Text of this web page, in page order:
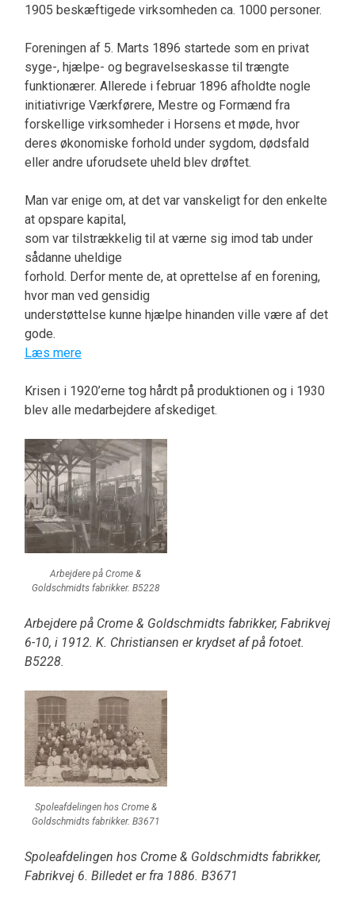
1905 beskæftigede virksomheden ca. 1000 personer.
Foreningen af 5. Marts 1896 startede som en privat
syge-, hjælpe- og begravelseskasse til trængte
funktionærer. Allerede i februar 1896 afholdte nogle
initiativrige Værkførere, Mestre og Formænd fra
forskellige virksomheder i Horsens et møde, hvor
deres økonomiske forhold under sygdom, dødsfald
eller andre uforudsete uheld blev drøftet.
Man var enige om, at det var vanskeligt for den enkelte
at opspare kapital,
som var tilstrækkelig til at værne sig imod tab under
sådanne uheldige
forhold. Derfor mente de, at oprettelse af en forening,
hvor man ved gensidig
understøttelse kunne hjælpe hinanden ville være af det
gode.
Læs mere
Krisen i 1920’erne tog hårdt på produktionen og i 1930
blev alle medarbejdere afskediget.
Arbejdere på Crome &
Goldschmidts fabrikker. B5228
Arbejdere på Crome & Goldschmidts fabrikker, Fabrikvej
6-10, i 1912. K. Christiansen er krydset af på fotoet.
B5228.
Spoleafdelingen hos Crome &
Goldschmidts fabrikker. B3671
Spoleafdelingen hos Crome & Goldschmidts fabrikker,
Fabrikvej 6. Billedet er fra 1886. B3671